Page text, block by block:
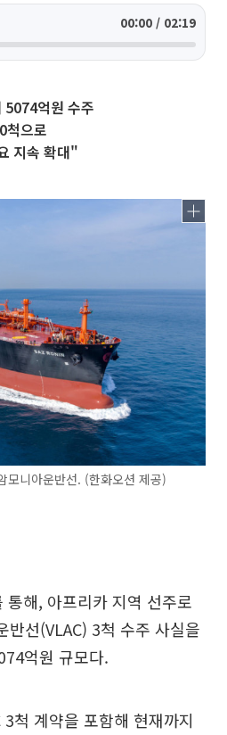
00:00 / 02:19
5074억원 수주
척으로
지속 확대"
니아운반선. (한화오션 제공)
통해, 아프리카 지역 선주로
반선(VLAC) 3척 수주 사실을
억원 규모다.
척 계약을 포함해 현재까지